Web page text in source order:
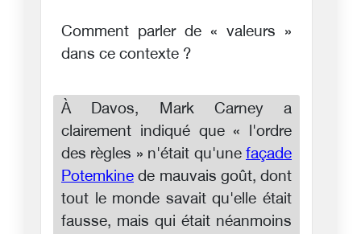
Comment parler de « valeurs »
dans ce contexte ?
À Davos, Mark Carney a
clairement indiqué que « l'ordre
des règles » n'était qu'une façade
Potemkine de mauvais goût, dont
tout le monde savait qu'elle était
fausse, mais qui était néanmoins